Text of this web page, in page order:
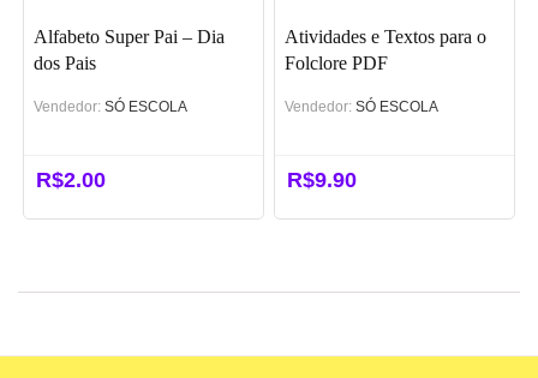
Alfabeto Super Pai – Dia
dos Pais
Vendedor: SÓ ESCOLA
R$2.00
Atividades e Textos para o
Folclore PDF
Vendedor: SÓ ESCOLA
R$9.90